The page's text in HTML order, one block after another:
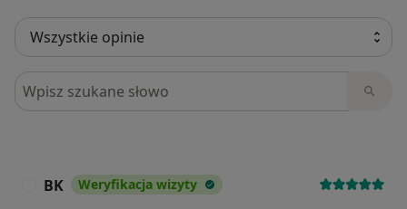
Szukaj w opiniach
BK Weryfikacja wizyty